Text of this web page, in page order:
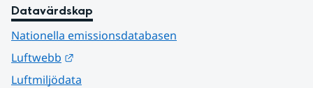
Datavärdskap
Nationella emissionsdatabasen
Luftwebb
Luftmiljödata